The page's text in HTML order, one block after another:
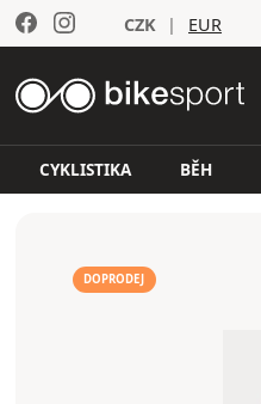
CZK | EUR
CYKLISTIKA BĚH
DOPRODEJ